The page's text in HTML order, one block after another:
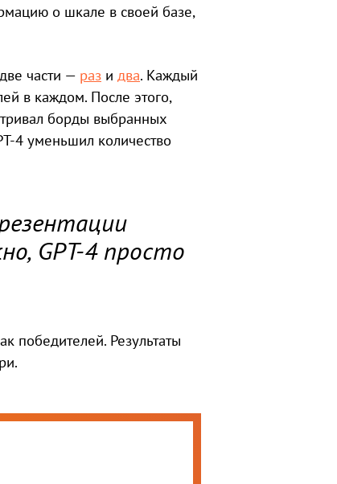
о шкале в своей базе,
части — раз и два. Каждый
в каждом. После этого,
борды выбранных
4 уменьшил количество
GPT-4 просто
победителей. Результаты